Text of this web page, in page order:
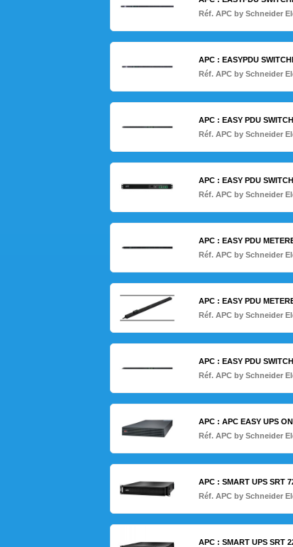
Réf. APC by Schneider
APC : EASYPDU
Réf. APC by Schneider
APC : EASY PDU
Réf. APC by Schneider
APC : EASY PDU
Réf. APC by Schneider
APC : EASY PDU
Réf. APC by Schneider
APC : EASY PDU
Réf. APC by Schneider
APC : EASY PDU
Réf. APC by Schneider
APC : APC EASY UPS
Réf. APC by Schneider
APC : SMART UPS SRT
Réf. APC by Schneider
APC : SMART UPS SRT